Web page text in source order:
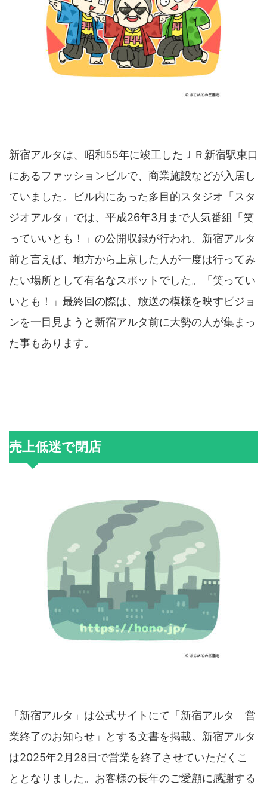
新宿アルタは、昭和55年に竣工したＪＲ新宿駅東口
にあるファッションビルで、商業施設などが入居し
ていました。ビル内にあった多目的スタジオ「スタ
ジオアルタ」では、平成26年3月まで人気番組「笑
っていいとも！」の公開収録が行われ、新宿アルタ
前と言えば、地方から上京した人が一度は行ってみ
たい場所として有名なスポットでした。「笑ってい
いとも！」最終回の際は、放送の模様を映すビジョ
ンを一目見ようと新宿アルタ前に大勢の人が集まっ
た事もあります。
売上低迷で閉店
「新宿アルタ」は公式サイトにて「新宿アルタ 営
業終了のお知らせ」とする文書を掲載。新宿アルタ
は2025年2月28日で営業を終了させていただくこ
ととなりました。お客様の長年のご愛顧に感謝する